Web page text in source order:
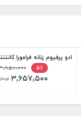
ادو پرفیوم زنانه فرامورا کانتنتو 100
۵٪
۳,۶۵۷,۵۰۰